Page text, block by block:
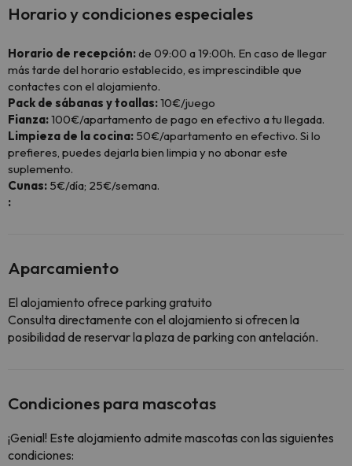
Horario y condiciones especiales
Horario de recepción:de 09:00 a 19:00h. En caso de llegar
más tarde del horario establecido, es imprescindible que
contactes con el alojamiento.
Pack de sábanas y toallas:10€/juego
Fianza:100€/apartamento de pago en efectivo a tu llegada.
Limpieza de la cocina: 50€/apartamento en efectivo. Si lo
prefieres, puedes dejarla bien limpia y no abonar este
suplemento.
Cunas: 5€/día; 25€/semana.
:
Aparcamiento
El alojamiento ofrece parking gratuito
Consulta directamente con el alojamiento si ofrecen la
posibilidad de reservar la plaza de parking con antelación.
Condiciones para mascotas
¡Genial! Este alojamiento admite mascotas con las siguientes
condiciones: